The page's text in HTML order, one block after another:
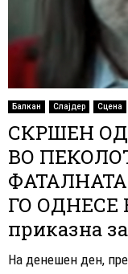
Балкан Слајдер Сцена
СКРШЕН ОД
ВО
ГО ОДНЕСЕ
приказна
На денешен ден,